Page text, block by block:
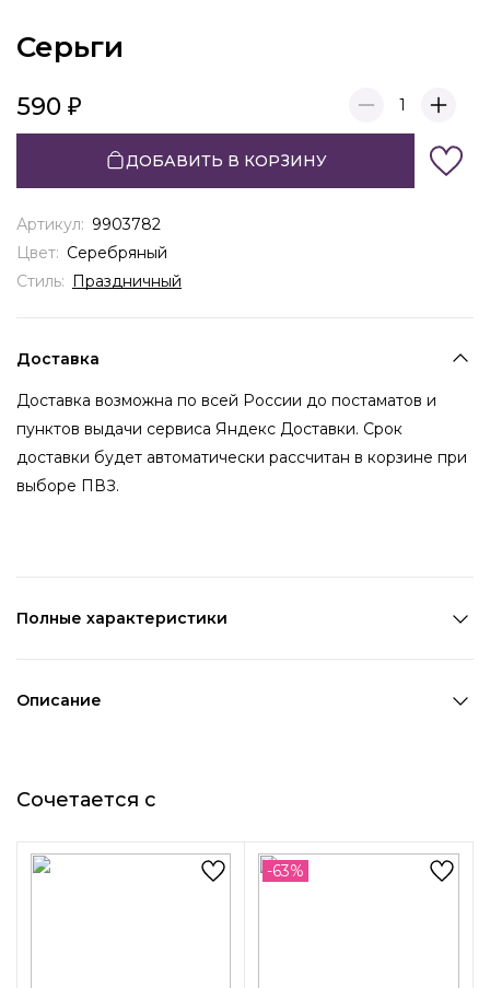
Серьги
590 1
ДОБАВИТЬ В КОРЗИНУ
Артикул: 9903782
Цвет: Серебряный
Стиль: Праздничный
Доставка
Доставка возможна по всей России до постаматов и
пунктов выдачи сервиса Яндекс Доставки. Срок
доставки будет автоматически рассчитан в корзине при
выборе ПВЗ.
Полные характеристики
Длина 1:2,5 см
Возраст:Взрослый
Декоративный элемент 1:
Кристаллы
Описание
серьги, будут завораживать окружающих своим
мешает при носке.
Сочетается с
-63%